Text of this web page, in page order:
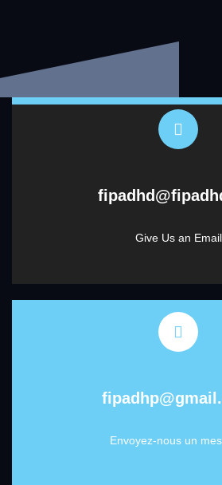
Give Us an Email
Envoyez-nous un